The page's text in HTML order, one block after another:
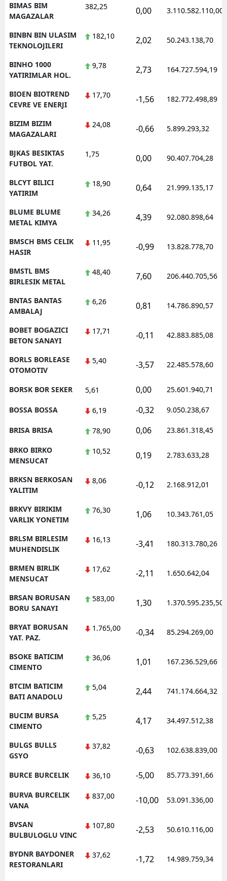
BIMAS BIM
MAGAZALAR
382,25 0,00 3.110.582.110,00
BINBN BIN ULASIM
TEKNOLOJILERI
182,10 2,02 50.243.138,70
BINHO 1000
YATIRIMLAR HOL.
9,78 2,73 164.727.594,19
BIOEN BIOTREND
CEVRE VE ENERJI
17,70 -1,56 182.772.498,89
BIZIM BIZIM
MAGAZALARI
24,08 -0,66 5.899.293,32
BJKAS BESIKTAS
FUTBOL YAT.
1,75 0,00 90.407.704,28
BLCYT BILICI
YATIRIM
18,90 0,64 21.999.135,17
BLUME BLUME
METAL KIMYA
34,26 4,39 92.080.898,64
BMSCH BMS CELIK
HASIR
11,95 -0,99 13.828.778,70
BMSTL BMS
BIRLESIK METAL
48,40 7,60 206.440.705,56
BNTAS BANTAS
AMBALAJ
6,26 0,81 14.786.890,57
BOBET BOGAZICI
BETON SANAYI
17,71 -0,11 42.883.885,08
BORLS BORLEASE
OTOMOTIV
5,40 -3,57 22.485.578,60
BORSK BOR SEKER 5,61 0,00 25.601.940,71
BOSSA BOSSA 6,19 -0,32 9.050.238,67
BRISA BRISA 78,90 0,06 23.861.318,45
BRKO BIRKO
MENSUCAT
10,52 0,19 2.783.633,28
BRKSN BERKOSAN
YALITIM
8,06 -0,12 2.168.912,01
BRKVY BIRIKIM
VARLIK YONETIM
76,30 1,06 10.343.761,05
BRLSM BIRLESIM
MUHENDISLIK
16,13 -3,41 180.313.780,26
BRMEN BIRLIK
MENSUCAT
17,62 -2,11 1.650.642,04
BRSAN BORUSAN
BORU SANAYI
583,00 1,30 1.370.595.235,50
BRYAT BORUSAN
YAT. PAZ.
1.765,00 -0,34 85.294.269,00
BSOKE BATICIM
CIMENTO
36,06 1,01 167.236.529,66
BTCIM BATICIM
BATI ANADOLU
5,04 2,44 741.174.664,32
BUCIM BURSA
CIMENTO
5,25 4,17 34.497.512,38
BULGS BULLS
GSYO
37,82 -0,63 102.638.839,00
BURCE BURCELIK 36,10 -5,00 85.773.391,66
BURVA BURCELIK
VANA
837,00 -10,00 53.091.336,00
BVSAN
BULBULOGLU VINC
107,80 -2,53 50.610.116,00
BYDNR BAYDONER
RESTORANLARI
37,62 -1,72 14.989.759,34